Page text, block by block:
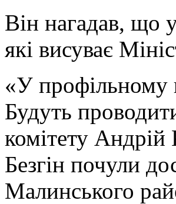
Він нагадав, що
які висуває
«У профільному
Будуть
комітету Андрій
Безгін почули
Малинського